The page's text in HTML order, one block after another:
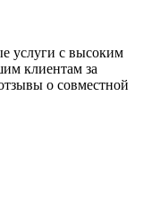
услуги с высоким
клиентам за
о совместной